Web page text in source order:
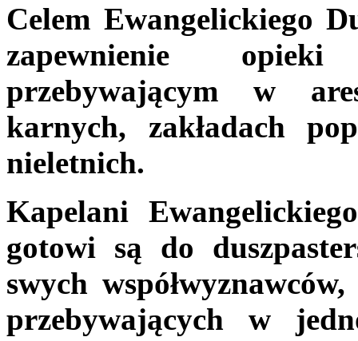
Celem Ewangelickiego
zapewnienie opieki
przebywającym w
karnych, zakładach
nieletnich.
Kapelani
gotowi są do
swych
przebywających w